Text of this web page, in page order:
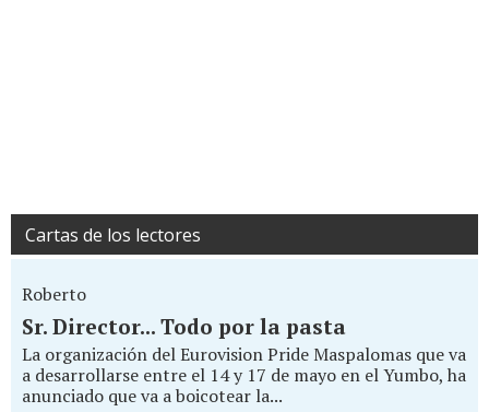
Cartas de los lectores
Roberto
Sr. Director... Todo por la pasta
La organización del Eurovision Pride Maspalomas que va
a desarrollarse entre el 14 y 17 de mayo en el Yumbo, ha
anunciado que va a boicotear la...